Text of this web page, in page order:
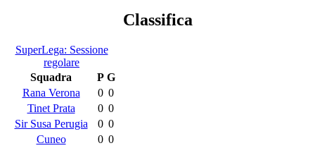
Classifica
SuperLega: Sessione
regolare
Squadra
P G
Rana Verona
0 0
Tinet Prata
0 0
Sir Susa Perugia
0 0
Cuneo
0 0